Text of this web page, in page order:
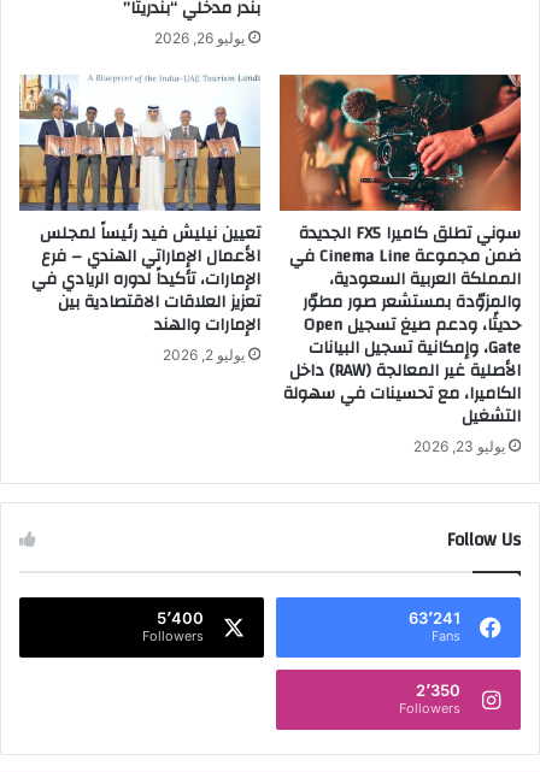
بندر مدخلي “بندريتا”
يوليو 26, 2026
سوني تطلق كاميرا FX5 الجديدة
ضمن مجموعة Cinema Line في
المملكة العربية السعودية،
والمزوّدة بمستشعر صور مطوّر
حديثًا، ودعم صيغ تسجيل Open
Gate، وإمكانية تسجيل البيانات
الأصلية غير المعالجة (RAW) داخل
الكاميرا، مع تحسينات في سهولة
التشغيل
يوليو 23, 2026
تعيين نيليش فيد رئيساً لمجلس
الأعمال الإماراتي الهندي – فرع
الإمارات، تأكيداً لدوره الريادي في
تعزيز العلاقات الاقتصادية بين
الإمارات والهند
يوليو 2, 2026
Follow Us
63٬241
Fans
5٬400
Followers
2٬350
Followers